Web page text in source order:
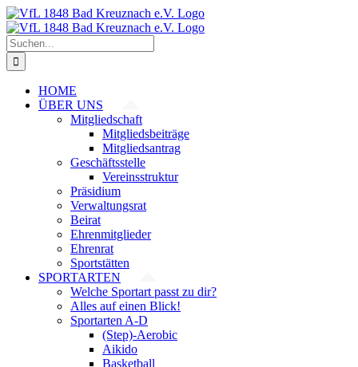
Zum
Inhalt
springen
Suche
nach:
HOME
ÜBER UNS
Mitgliedschaft
Mitgliedsbeiträge
Mitgliedsantrag
Geschäftsstelle
Vereinsstruktur
Präsidium
Verwaltungsrat
Beirat
Ehrenmitglieder
Ehrenrat
Sportstätten
SPORTARTEN
Welche Sportart passt zu dir?
Alles auf einen Blick!
Sportarten A-D
(Step)-Aerobic
Aikido
Basketball